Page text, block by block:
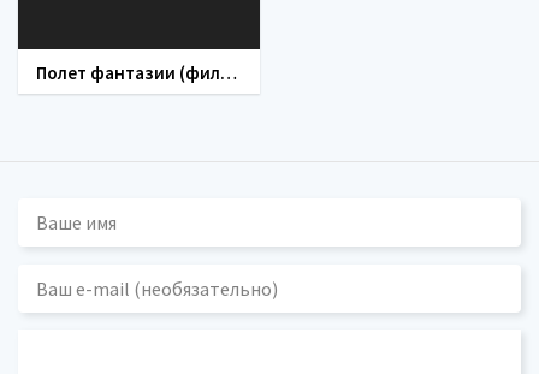
Полет фантазии (фильм 2008)